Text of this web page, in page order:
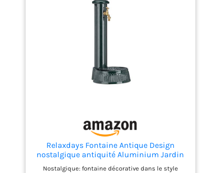
Relaxdays Fontaine Antique Design
nostalgique antiquité Aluminium Jardin
Robinet HxlxP: 61x25x31cm, Vert foncé
Nostalgique: fontaine décorative dans le style